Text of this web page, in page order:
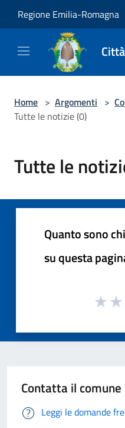
Regione Emilia-Romagna
Home > Argomenti >
Tutte le notizie (0)
Tutte le
Quanto sono
su questa
Contatta il comune
Leggi le domande